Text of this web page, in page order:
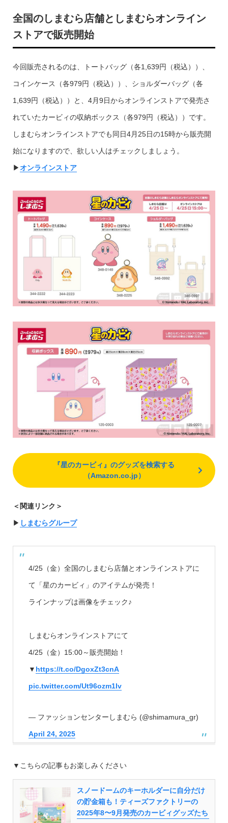
全国のしまむら店舗としまむらオンライン
ストアで販売開始
今回販売されるのは、トートバッグ（各1,639円（税込））、
コインケース（各979円（税込））、ショルダーバッグ（各
1,639円（税込））と、4月9日からオンラインストアで発売さ
れていたカービィの収納ボックス（各979円（税込））です。
しまむらオンラインストアでも同日4月25日の15時から販売開
始になりますので、欲しい人はチェックしましょう。
▶︎オンラインストア
『星のカービィ』のグッズを検索する
（Amazon.co.jp）
＜関連リンク＞
▶︎ しまむらグループ
4/25（金）全国のしまむら店舗とオンラインストアに
て「星のカービィ」のアイテムが発売！
ラインナップは画像をチェック♪
しまむらオンラインストアにて
4/25（金）15:00～販売開始！
▼ https://t.co/DgoxZt3cnA
pic.twitter.com/Ut96ozm1Iv
— ファッションセンターしまむら (@shimamura_gr)
April 24, 2025
▼こちらの記事もお楽しみください
スノードームのキーホルダーに自分だけ
の貯金箱も！ティーズファクトリーの
2025年8〜9月発売のカービィグッズたち